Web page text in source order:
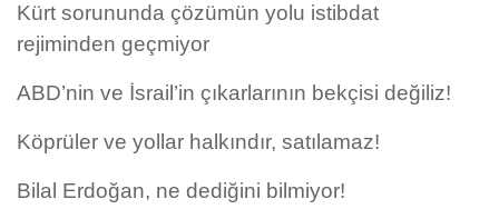
Kürt sorununda çözümün yolu istibdat
rejiminden geçmiyor
ABD’nin ve İsrail’in çıkarlarının bekçisi değiliz!
Köprüler ve yollar halkındır, satılamaz!
Bilal Erdoğan, ne dediğini bilmiyor!